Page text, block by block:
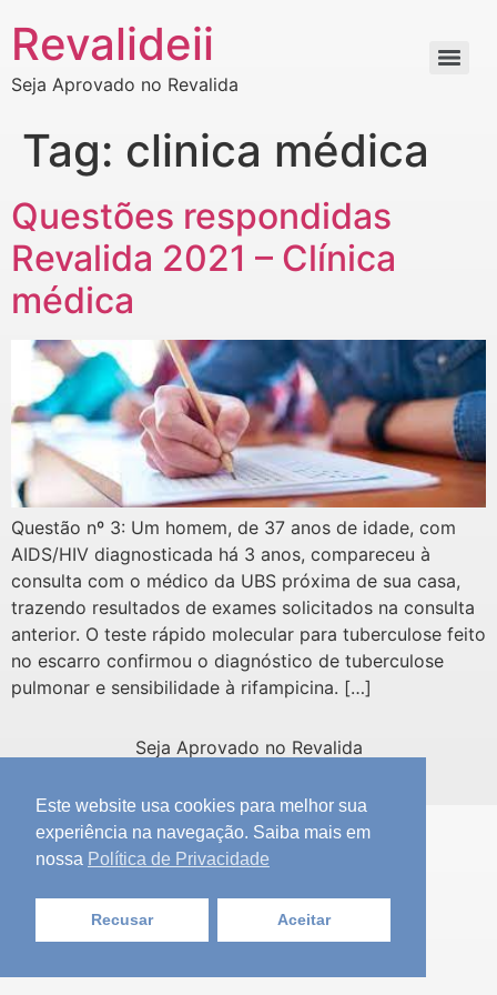
Revalideii
Seja Aprovado no Revalida
Tag: clinica médica
Questões respondidas
Revalida 2021 – Clínica
médica
Questão nº 3: Um homem, de 37 anos de idade, com
AIDS/HIV diagnosticada há 3 anos, compareceu à
consulta com o médico da UBS próxima de sua casa,
trazendo resultados de exames solicitados na consulta
anterior. O teste rápido molecular para tuberculose feito
no escarro confirmou o diagnóstico de tuberculose
pulmonar e sensibilidade à rifampicina. […]
Seja Aprovado no Revalida
Este website usa cookies para melhor sua
experiência na navegação. Saiba mais em
nossa Política de Privacidade
Recusar Aceitar